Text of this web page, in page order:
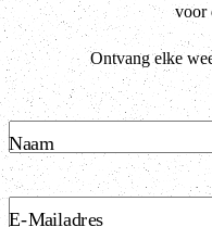
voor
Ontvang elke
Naam
E-Mailadres